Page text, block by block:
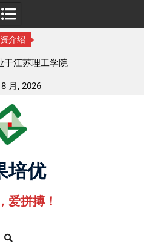
介绍
于湖北中医药大学
月, 2026
培优
爱拼搏！